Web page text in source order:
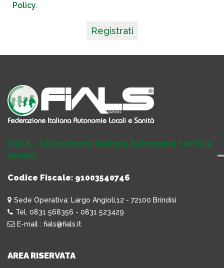
Policy.
Registrati
FIALS - Federazione Italiana Autonomie Locali e
Sanità
Codice Fiscale: 91003540746
Sede Operativa: Largo Angioli,12 - 72100 Brindisi
Tel. 0831 568356 - 0831 523429
E-mail : fials@fials.it
AREA RISERVATA